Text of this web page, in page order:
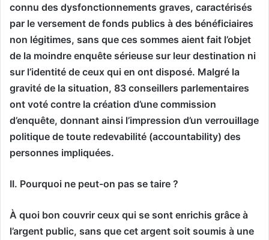
connu des dysfonctionnements graves, caractérisés
par le versement de fonds publics à des bénéficiaires
non légitimes, sans que ces sommes aient fait l’objet
de la moindre enquête sérieuse sur leur destination ni
sur l’identité de ceux qui en ont disposé. Malgré la
gravité de la situation, 83 conseillers parlementaires
ont voté contre la création d’une commission
d’enquête, donnant ainsi l’impression d’un verrouillage
politique de toute redevabilité (accountability) des
personnes impliquées.
II. Pourquoi ne peut-on pas se taire ?
À quoi bon couvrir ceux qui se sont enrichis grâce à
l’argent public, sans que cet argent soit soumis à une